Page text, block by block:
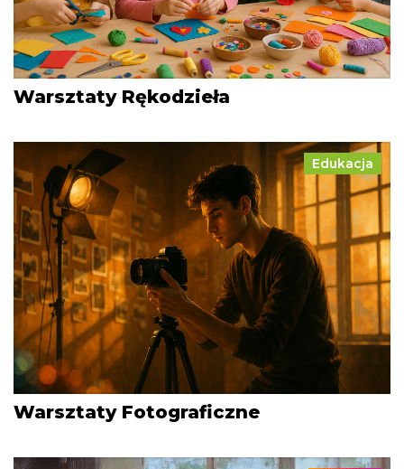
Warsztaty Rękodzieła
Warsztaty Fotograficzne
Edukacja